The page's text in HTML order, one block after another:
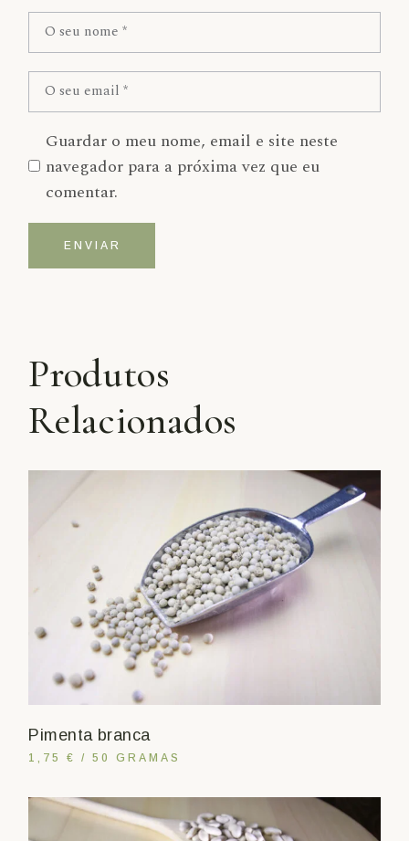
Guardar o meu nome, email e site neste
navegador para a próxima vez que eu
comentar.
ENVIAR
Produtos
Relacionados
Pimenta branca
1,75 € / 50 GRAMAS